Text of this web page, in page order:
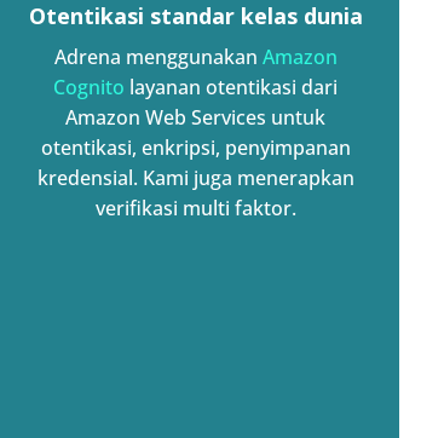
Otentikasi standar kelas dunia
Adrena menggunakan Amazon
Cognito layanan otentikasi dari
Amazon Web Services untuk
otentikasi, enkripsi, penyimpanan
kredensial. Kami juga menerapkan
verifikasi multi faktor.